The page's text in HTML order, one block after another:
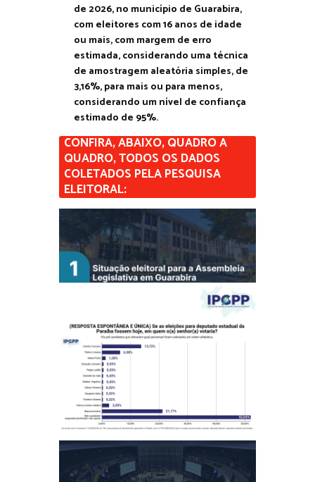
de 2026, no município de Guarabira,
com eleitores com 16 anos de idade
ou mais, com margem de erro
estimada, considerando uma técnica
de amostragem aleatória simples, de
3,16%, para mais ou para menos,
considerando um nível de confiança
estimado de 95%.
CONFIRA, ABAIXO, QUADRO A
QUADRO, TODOS OS DADOS
COLETADOS PELA PESQUISA
ELEITORAL: